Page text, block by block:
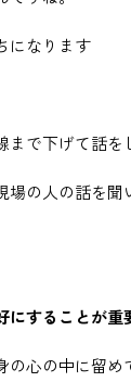
になります
で下げて話を
場の人の話を聞
にすることが重
心の中に留め